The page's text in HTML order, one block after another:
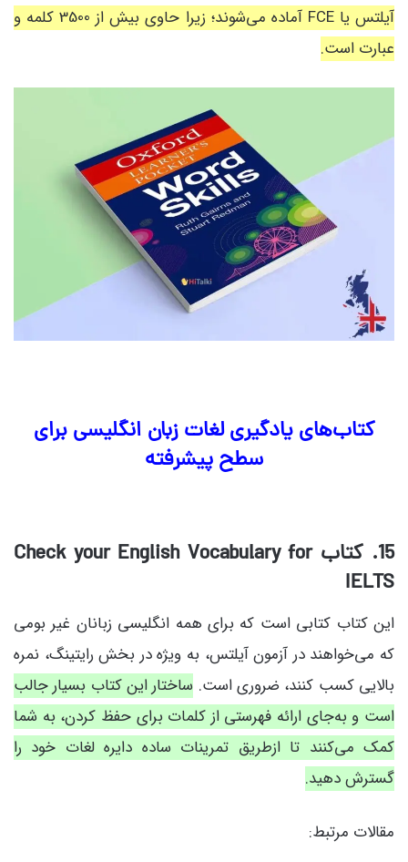
آیلتس یا FCE آماده می‌شوند؛ زیرا حاوی بیش از 3500 کلمه و
عبارت است.
کتاب‌های یادگیری لغات زبان انگلیسی برای
سطح پیشرفته
15. کتاب Check your English Vocabulary for
IELTS
این کتاب کتابی است که برای همه انگلیسی زبانان غیر بومی
که می‌خواهند در آزمون آیلتس، به ویژه در بخش رایتینگ، نمره
بالایی کسب کنند، ضروری است. ساختار این کتاب بسیار جالب
است و به‌جای ارائه فهرستی از کلمات برای حفظ کردن، به شما
کمک می‌کنند تا ازطریق تمرینات ساده دایره لغات خود را
گسترش دهید.
مقالات مرتبط: